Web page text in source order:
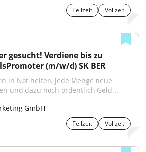
Teilzeit Vollzeit
gesucht! Verdiene bis zu
(m/w/d) SK BER
in Not helfen, jede Menge neue
und dazu noch ordentlich Geld...
GmbH
Teilzeit Vollzeit